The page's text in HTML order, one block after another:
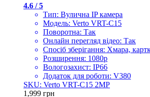
4.6 / 5
Тип: Вулична IP камера
Модель: Verto VRT-C15
Поворотна: Так
Онлайн перегляд відео: Так
Спосіб зберігання: Хмара,
Розширення: 1080p
Вологозахист: IP66
Додаток для роботи: V380
SKU: Verto VRT-C15 2MP
1,999 грн